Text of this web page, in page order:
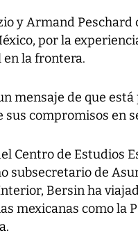
y Armand Peschard
por la
en la frontera.
mensaje de que
compromisos en
Centro de Estudios
subsecretario de
Bersin ha
mexicanas como la